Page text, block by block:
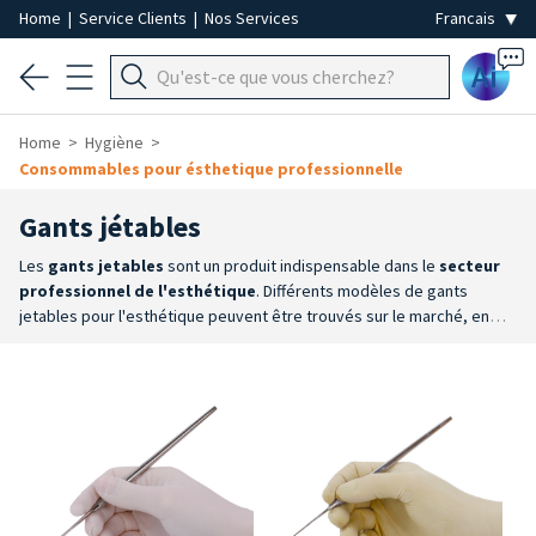
Home | Service Clients | Nos Services
Ai
Home
Hygiène
Consommables pour ésthetique professionnelle
Gants jétables
Les gants jetables sont un produit indispensable dans le secteur
professionnel de l'esthétique. Différents modèles de gants
jetables pour l'esthétique peuvent être trouvés sur le marché, en
pendant les traitements esthétiques.
Les gants jetables pour
instituts de beauté peuvent être lubrifiés à l'intérieur avec de
l'amidon végétal en poudre facilement absorbable (). L'amidon
végétal permet d'enfiler les gants rapidement et facilement, ce qui
facilite l'enfilage et offre un confort maximal pendant le travail. En